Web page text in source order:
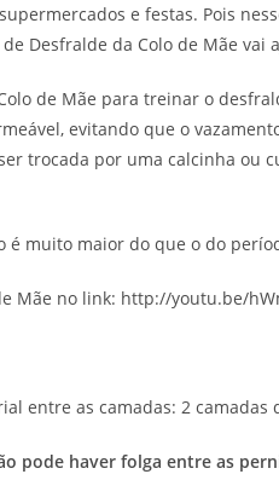
e festas. Pois
Desfralde da Colo de Mãe
de Mãe para treinar o
evitando que o
trocada por uma calcinha ou
muito maior do que o do
Mãe no link: http://youtu.be/
entre as camadas: 2
pode haver folga entre as